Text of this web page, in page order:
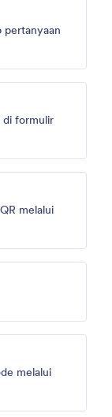
pertanyaan
di formulir
melalui
melalui